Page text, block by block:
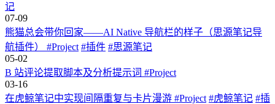
记
07-09
熊猫总会带你回家——AI Native 导航栏的样子（思源笔记导
航插件）
#Project #插件 #思源笔记
05-02
B 站评论提取脚本及分析提示词 #Project
03-16
在虎鲸笔记中实现间隔重复与卡片漫游 #Project #虎鲸笔记 #插